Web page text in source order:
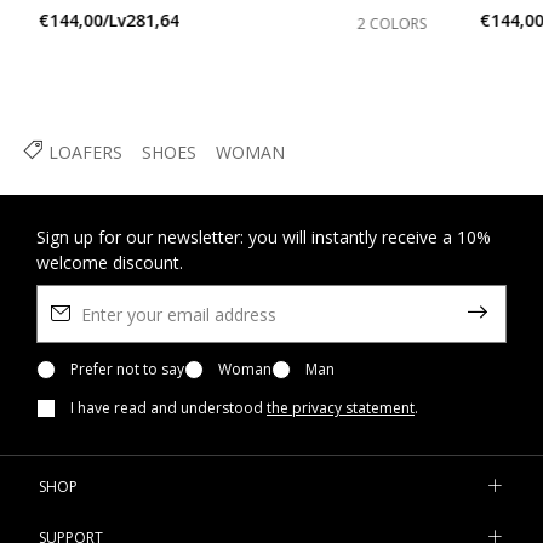
LOAFERS SHOES WOMAN
€144,00/Lv281,64
2 COLORS
Sign up for our newsletter: you will instantly receive a 10%
welcome discount.
Prefer not to say Woman
Man
I have read and understood the privacy statement.
SHOP
SUPPORT